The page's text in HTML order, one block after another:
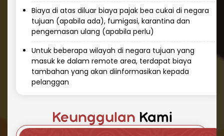
diperlukan), dan pengiriman hingga ke alamat
tujuan. Untuk layanan yang tidak terburu-buru,
pengiriman via laut juga dapat menjadi pilihan
yang lebih ekonomis, meskipun membutuhkan
waktu lebih lama sekitar 30-45 hari.
4. Cakupan Luas untuk Semua Jenis
Barang
dokumen, tetapi juga makanan kering,
kosmetik, cairan, elektronik, hingga barang
Biaya di atas diluar biaya pajak bea cukai di negara
tujuan (apabila ada), fumigasi, karantina dan
pengemasan ulang (apabila perlu)
Untuk beberapa wilayah di negara tujuan yang
masuk ke dalam remote area, terdapat biaya
tambahan yang akan diinformasikan kepada
pelanggan
Keunggulan Kami